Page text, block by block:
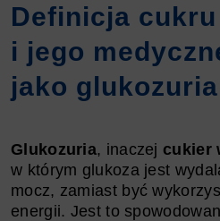
Definicja
i jego
jako glukozuria
Glukozuria, inaczej cukier
w którym glukoza jest
mocz, zamiast być
energii. Jest to